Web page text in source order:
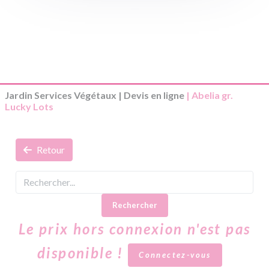
Jardin Services Végétaux | Devis en ligne | Abelia gr.
Lucky Lots
Retour
Rechercher
Le prix hors connexion n'est pas
disponible !
Connectez-vous